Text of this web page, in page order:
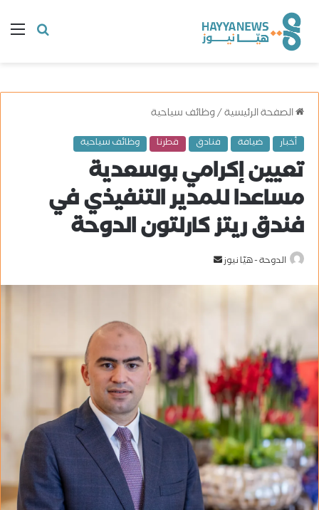
البحث
الصفحة الرئيسية/وظائف سياحية
أخبار ضيافة فنادق قطرنا وظائف سياحية
تعيين إكرامي بوسعدية
مساعدا للمدير التنفيذي في
فندق ريتز كارلتون الدوحة
الدوحة - هيّا نيوز
د
ا
إ
ل
ك
ت
ر
و